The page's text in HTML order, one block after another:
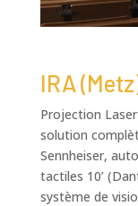
IRA
Projection
solution
Sennheiser,
tactiles 10’
système de